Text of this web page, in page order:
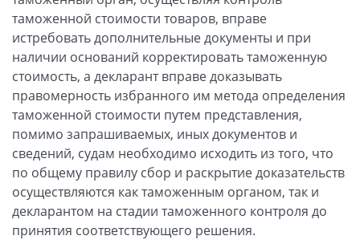
таможенной стоимости товаров, вправе
истребовать дополнительные документы и при
наличии оснований корректировать таможенную
стоимость, а декларант вправе доказывать
правомерность избранного им метода определения
таможенной стоимости путем представления,
помимо запрашиваемых, иных документов и
сведений, судам необходимо исходить из того, что
по общему правилу сбор и раскрытие доказательств
осуществляются как таможенным органом, так и
декларантом на стадии таможенного контроля до
принятия соответствующего решения.